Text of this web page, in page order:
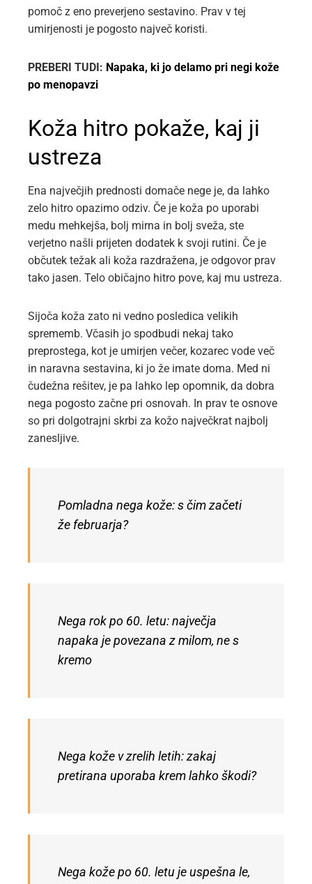
pomoč z eno preverjeno sestavino. Prav v tej
umirjenosti je pogosto največ koristi.
PREBERI TUDI: Napaka, ki jo delamo pri negi kože
po menopavzi
Koža hitro pokaže, kaj ji
ustreza
Ena največjih prednosti domače nege je, da lahko
zelo hitro opazimo odziv. Če je koža po uporabi
medu mehkejša, bolj mirna in bolj sveža, ste
verjetno našli prijeten dodatek k svoji rutini. Če je
občutek težak ali koža razdražena, je odgovor prav
tako jasen. Telo običajno hitro pove, kaj mu ustreza.
Sijoča koža zato ni vedno posledica velikih
sprememb. Včasih jo spodbudi nekaj tako
preprostega, kot je umirjen večer, kozarec vode več
in naravna sestavina, ki jo že imate doma. Med ni
čudežna rešitev, je pa lahko lep opomnik, da dobra
nega pogosto začne pri osnovah. In prav te osnove
so pri dolgotrajni skrbi za kožo največkrat najbolj
zanesljive.
Pomladna nega kože: s čim začeti
že februarja?
Nega rok po 60. letu: največja
napaka je povezana z milom, ne s
kremo
Nega kože v zrelih letih: zakaj
pretirana uporaba krem lahko škodi?
Nega kože po 60. letu je uspešna le,